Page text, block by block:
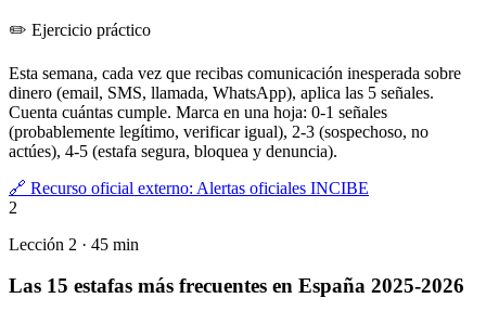
✏️ Ejercicio práctico
Esta semana, cada vez que recibas comunicación inesperada sobre
dinero (email, SMS, llamada, WhatsApp), aplica las 5 señales.
Cuenta cuántas cumple. Marca en una hoja: 0-1 señales
(probablemente legítimo, verificar igual), 2-3 (sospechoso, no
actúes), 4-5 (estafa segura, bloquea y denuncia).
🔗 Recurso oficial externo: Alertas oficiales INCIBE
2
Lección 2 · 45 min
Las 15 estafas más frecuentes en España 2025-2026